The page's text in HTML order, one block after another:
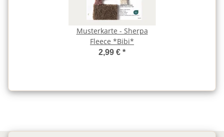
Musterkarte - Sherpa
Fleece *Bibi*
2,99 € *